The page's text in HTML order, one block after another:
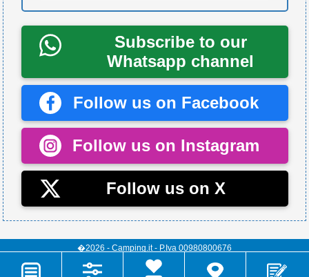
Subscribe to our
Whatsapp channel
Follow us on Facebook
Follow us on Instagram
Follow us on X
�2026 - Camping.it - P.Iva 00980800676